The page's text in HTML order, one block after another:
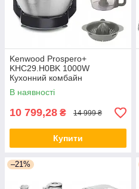
Kenwood Prospero+
KHC29.H0BK 1000W
Кухонний комбайн
В наявності
10 799,28 ₴ 14 999 ₴
Купити
–21%